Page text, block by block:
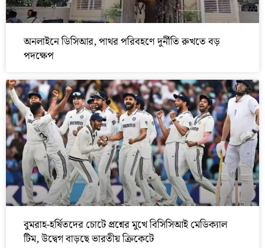
অনলাইনে ডিসিআর, পাথর পরিবহণে দুর্নীতি রুখতে বড়
পদক্ষেপ
বুমরাহ-হর্ষিতদের চোটে প্রশ্নের মুখে বিসিসিআই মেডিক্যাল
টিম, উদ্বেগ বাড়ছে ভারতীয় ক্রিকেটে